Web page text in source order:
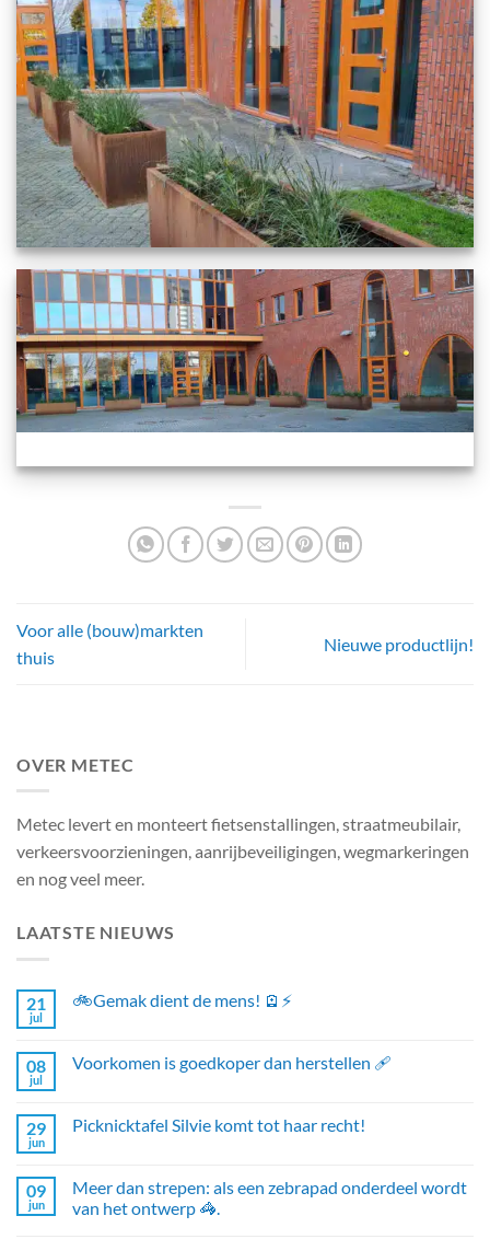
Voor alle (bouw)markten
thuis
Nieuwe productlijn!
OVER METEC
Metec levert en monteert fietsenstallingen, straatmeubilair,
verkeersvoorzieningen, aanrijbeveiligingen, wegmarkeringen
en nog veel meer.
LAATSTE NIEUWS
21
jul
🚲Gemak dient de mens! 🪫⚡
08
jul
Voorkomen is goedkoper dan herstellen 🩹
29
jun
Picknicktafel Silvie komt tot haar recht!
09
jun
Meer dan strepen: als een zebrapad onderdeel wordt
van het ontwerp 🦓.